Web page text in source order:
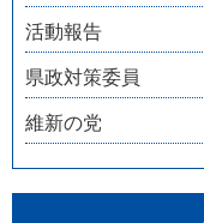
活動報告
県政対策委員
維新の党